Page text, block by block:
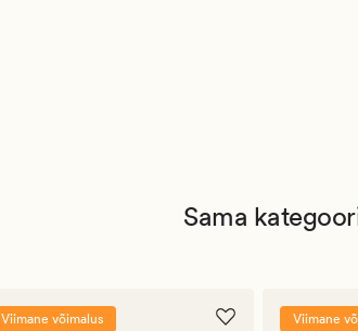
Sama
Viimane võimalus Viimane